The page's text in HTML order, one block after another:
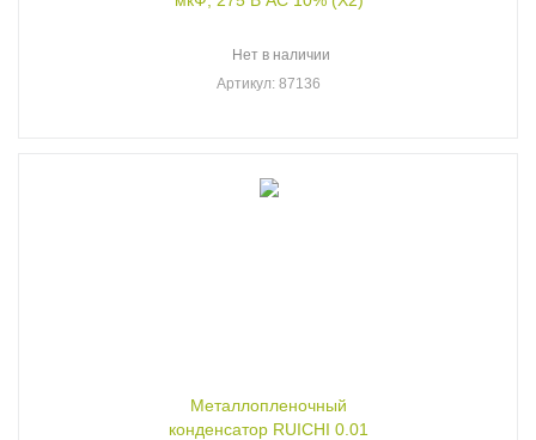
Нет в наличии
Артикул: 87136
Металлопленочный
конденсатор RUICHI 0.01